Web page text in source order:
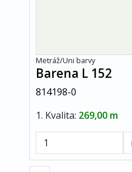
Metráž/Uni barvy
Barena L 152
814198-0
1. Kvalita: 269,00 m